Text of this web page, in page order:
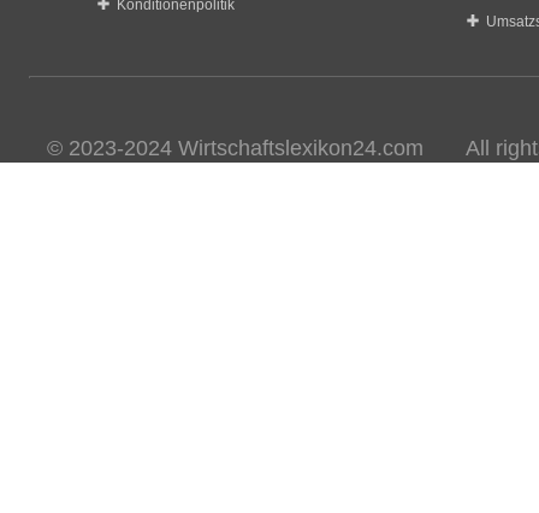
Konditionenpolitik
© 2023-2024 Wirtschaftslexikon24.com All